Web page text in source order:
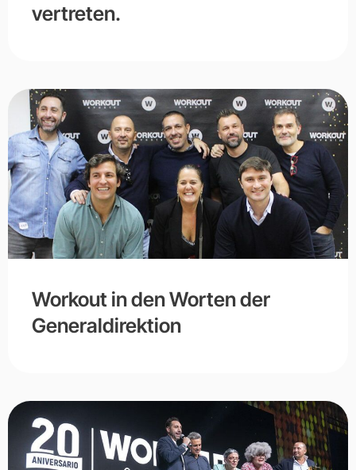
vertreten.
Workout in den Worten der
Generaldirektion